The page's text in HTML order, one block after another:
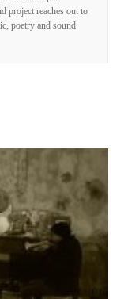
project reaches out to
poetry and sound.